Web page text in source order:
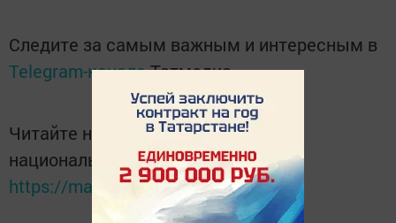
Следите за самым важным и интересным в
Telegram-каналеТатмедиа
Читайте новости Татарстана в
национальном мессенджере MАХ:
https://max.ru/tatmedia